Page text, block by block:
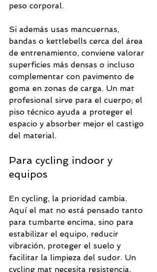
peso corporal.
Si además usas mancuernas,
bandas o kettlebells cerca del área
de entrenamiento, conviene valorar
superficies más densas o incluso
complementar con pavimento de
goma en zonas de carga. Un mat
profesional sirve para el cuerpo; el
piso técnico ayuda a proteger el
espacio y absorber mejor el castigo
del material.
Para cycling indoor y
equipos
En cycling, la prioridad cambia.
Aquí el mat no está pensado tanto
para tumbarte encima, sino para
estabilizar el equipo, reducir
vibración, proteger el suelo y
facilitar la limpieza del sudor. Un
cycling mat necesita resistencia,